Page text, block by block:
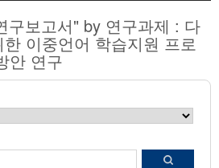
구보고서" by 연구과제 : 다
이중언어 학습지원 프로
안 연구